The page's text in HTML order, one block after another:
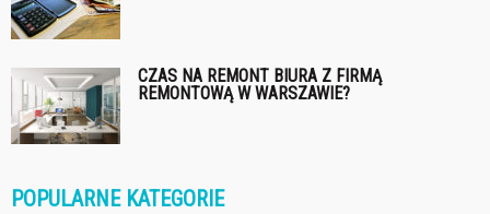
CZAS NA REMONT BIURA Z FIRMĄ
REMONTOWĄ W WARSZAWIE?
POPULARNE KATEGORIE